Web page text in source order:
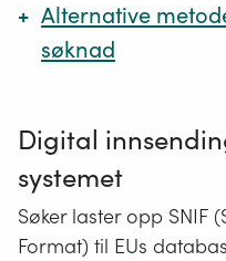
Alternative
søknad
Innsending via
Søknad kan sendes
Miljødirektoratet
Digital
systemet
Søker laster opp SNIF
Format) til EUs